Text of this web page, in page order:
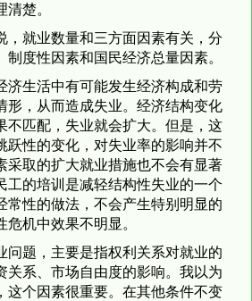
楚。
，就业数量和三方面因素有关，分
制度性因素和国民经济总量因素。
济生活中有可能发生经济构成和劳
形，从而造成失业。经济结构变化
不匹配，失业就会扩大。但是，这
跃性的变化，对失业率的影响并不
采取的扩大就业措施也不会有显著
工的培训是减轻结构性失业的一个
常性的做法，不会产生特别明显的
机中效果不明显。
问题，主要是指权利关系对就业的
关系、市场自由度的影响。我以为
这个因素很重要。在其他条件不变